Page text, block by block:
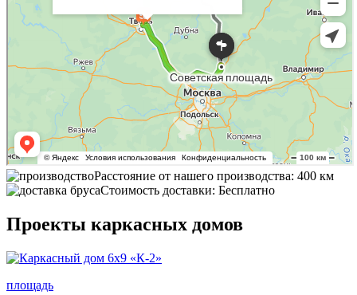
Расстояние от нашего производства: 400 км
Стоимость доставки: Бесплатно
Проекты каркасных домов
площадь